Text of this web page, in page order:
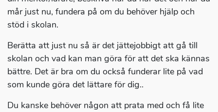
mår just nu, fundera på om du behöver hjälp och
stöd i skolan.
Berätta att just nu så är det jättejobbigt att gå till
skolan och vad kan man göra för att det ska kännas
bättre. Det är bra om du också funderar lite på vad
som kunde göra det lättare för dig..
Du kanske behöver någon att prata med och få lite